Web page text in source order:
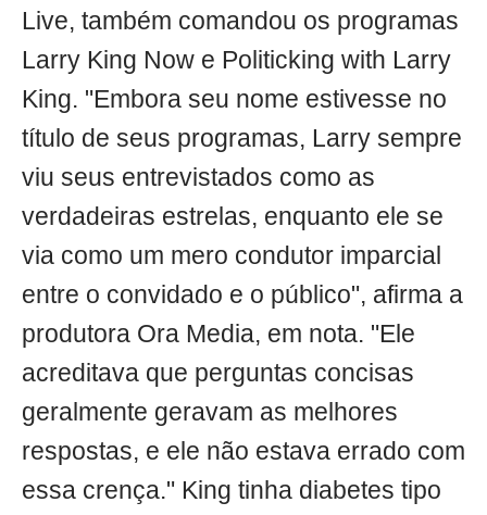
Live, também comandou os programas
Larry King Now e Politicking with Larry
King. "Embora seu nome estivesse no
título de seus programas, Larry sempre
viu seus entrevistados como as
verdadeiras estrelas, enquanto ele se
via como um mero condutor imparcial
entre o convidado e o público", afirma a
produtora Ora Media, em nota. "Ele
acreditava que perguntas concisas
geralmente geravam as melhores
respostas, e ele não estava errado com
essa crença." King tinha diabetes tipo